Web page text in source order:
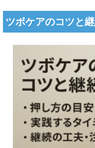
ツボケアのコツと